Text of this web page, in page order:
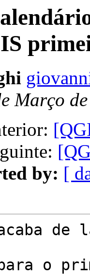
Março
by: [
de
para o